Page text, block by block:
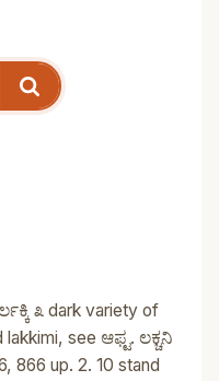
೩ dark variety of
see ಆಫ್ಟ. ಲಕ್ಚನಿ
866 up. 2. 10 stand